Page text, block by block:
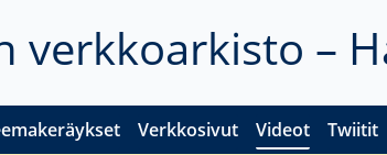
verkkoarkisto –
Verkkosivut Videot Twiitit